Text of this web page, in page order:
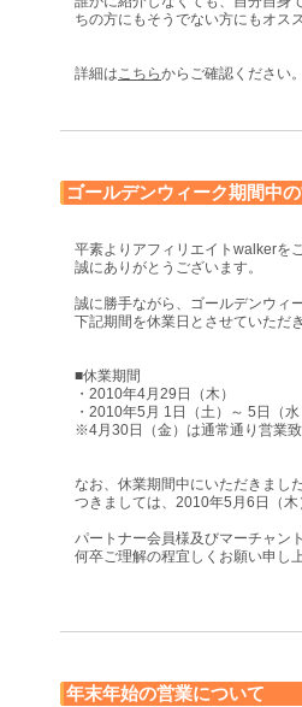
ちの方にもそうでない方にもオス
詳細はこちらからご確認ください
ゴールデンウィーク期間中
平素よりアフィリエイトwalkerを
誠にありがとうございます。
誠に勝手ながら、ゴールデンウィ
下記期間を休業日とさせていただ
■休業期間
・2010年4月29日（木）
・2010年5月 1日（土）～ 5日（
※4月30日（金）は通常通り営業
なお、休業期間中にいただきまし
つきましては、2010年5月6日（
パートナー会員様及びマーチャン
何卒ご理解の程宜しくお願い申し
年末年始の営業について